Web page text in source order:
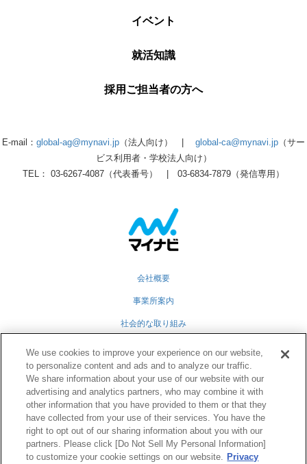
イベント
就活知識
採用ご担当者の方へ
E-mail： global-ag@mynavi.jp （法人向け） | global-ca@mynavi.jp （サー
ビス利用者・学校法人向け）
TEL： 03-6267-4087（代表番号） | 03-6834-7879（発信専用）
会社概要
事業所案内
社会的な取り組み
グループ会社
個人情報保護方針
業務運営規定
TwitterFacebook
RSS
We use cookies to improve your experience on our website,
to personalize content and ads and to analyze our traffic.
We share information about your use of our website with our
advertising and analytics partners, who may combine it with
other information that you have provided to them or that they
have collected from your use of their services. You have the
right to opt out of our sharing information about you with our
partners. Please click [Do Not Sell My Personal Information]
to customize your cookie settings on our website. Privacy